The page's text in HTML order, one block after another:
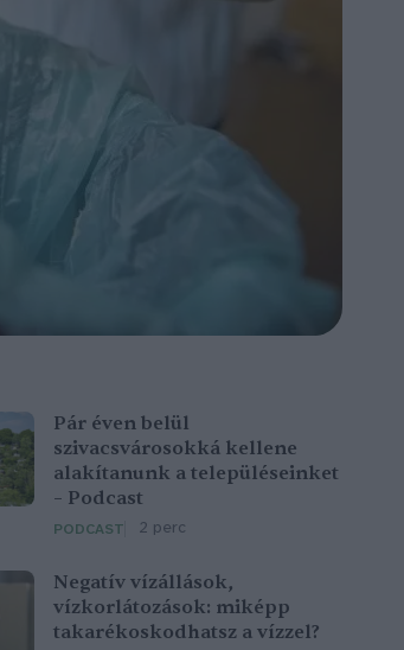
Pár éven belül
szivacsvárosokká kellene
alakítanunk a településeinket
– Podcast
PODCAST 2 perc
Negatív vízállások,
vízkorlátozások: miképp
takarékoskodhatsz a vízzel?